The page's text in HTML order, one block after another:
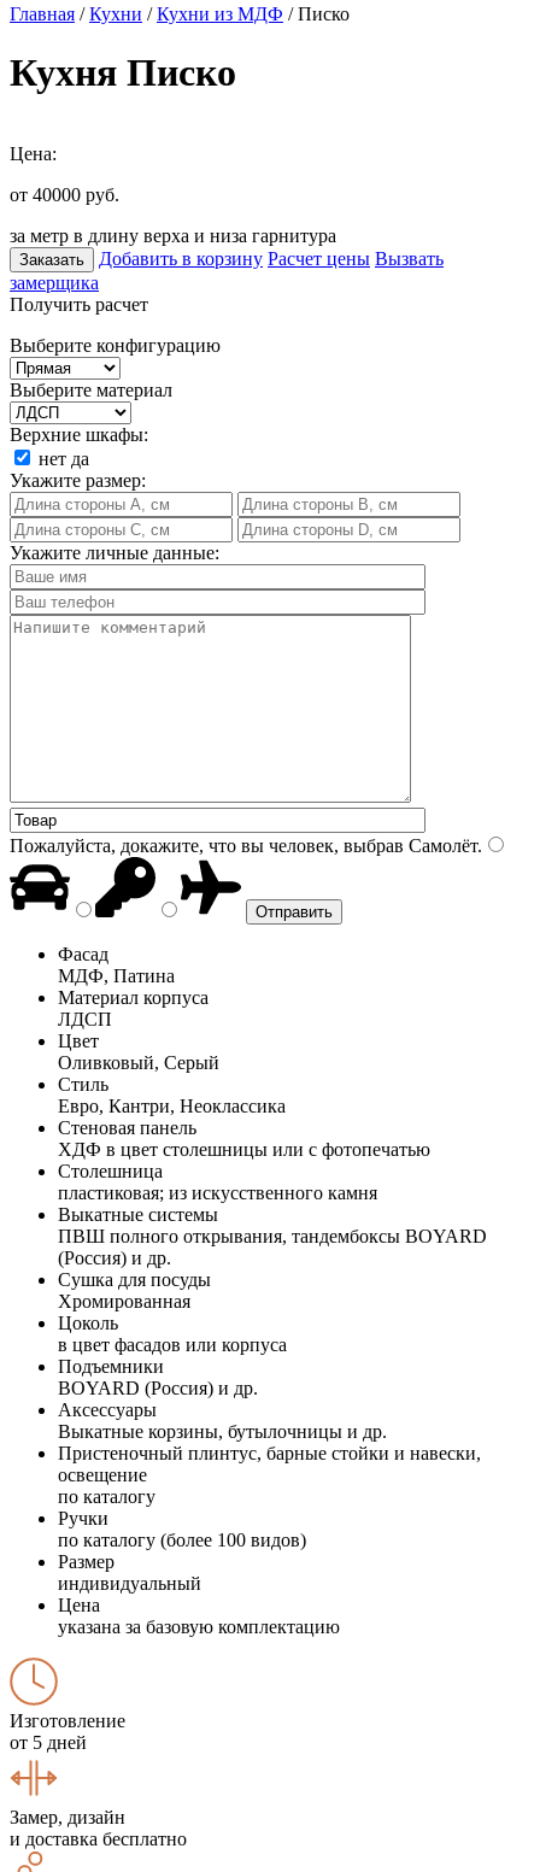
Главная /Кухни /Кухни из МДФ / Писко
Кухня Писко
Цена:
от 40000 руб.
за метр в длину верха и низа гарнитура
Заказать Добавить в корзину Расчет цены Вызвать
замерщика
Получить расчет
Выберите конфигурацию
Выберите материал
Верхние шкафы:
нет да
Укажите размер:
Укажите личные данные:
Пожалуйста, докажите, что вы человек, выбрав Самолёт.
Фасад
МДФ, Патина
Материал корпуса
ЛДСП
Цвет
Оливковый, Серый
Стиль
Евро, Кантри, Неоклассика
Стеновая панель
ХДФ в цвет столешницы или с фотопечатью
Столешница
пластиковая; из искусственного камня
Выкатные системы
ПВШ полного открывания, тандембоксы BOYARD
(Россия) и др.
Сушка для посуды
Хромированная
Цоколь
в цвет фасадов или корпуса
Подъемники
BOYARD (Россия) и др.
Аксессуары
Выкатные корзины, бутылочницы и др.
Пристеночный плинтус, барные стойки и навески,
освещение
по каталогу
Ручки
по каталогу (более 100 видов)
Размер
индивидуальный
Цена
указана за базовую комплектацию
Изготовление
от 5 дней
Замер, дизайн
и доставка бесплатно